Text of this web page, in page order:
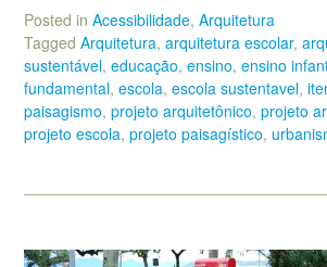
Posted in Acessibilidade, Arquitetura
Tagged Arquitetura, arquitetura escolar,
sustentável, educação, ensino, ensino
fundamental, escola, escola sustentavel,
paisagismo, projeto arquitetônico, projeto
projeto escola, projeto paisagístico,